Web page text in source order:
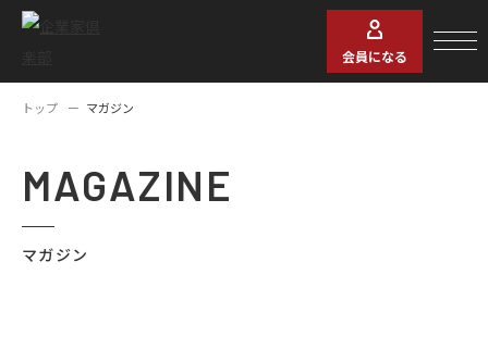
会員になる
トップ マガジン
MAGAZINE
マガジン